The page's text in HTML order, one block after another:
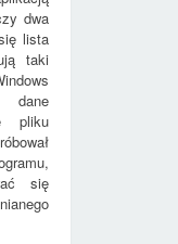
dwa
lista
taki
dane
pliku
się